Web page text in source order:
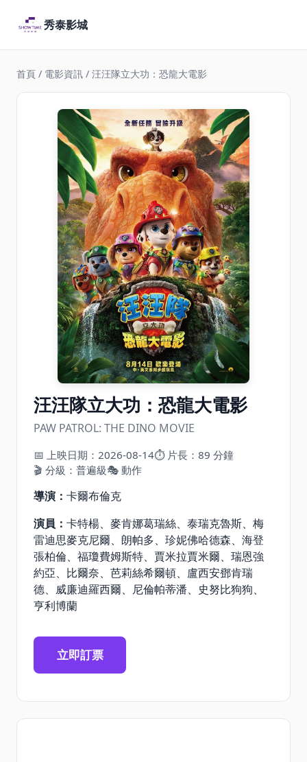
秀泰影城
首頁 / 電影資訊 / 汪汪隊立大功：恐龍大電影
汪汪隊立大功：恐龍大電影
PAW PATROL: THE DINO MOVIE
📅 上映日期：2026-08-14⏱ 片長：89 分鐘
🎬 分級：普遍級🎭 動作
導演： 卡爾布倫克
演員： 卡特楊、麥肯娜葛瑞絲、泰瑞克魯斯、梅
雷迪思麥克尼爾、朗帕多、珍妮佛哈德森、海登
張柏倫、福瓊費姆斯特、賈米拉賈米爾、瑞恩強
約亞、比爾奈、芭莉絲希爾頓、盧西安鄧肯瑞
德、威廉迪羅西爾、尼倫帕蒂潘、史努比狗狗、
亨利博蘭
立即訂票